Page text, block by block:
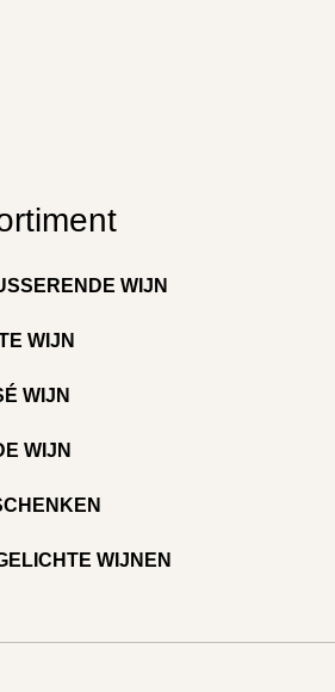
WIJN
WIJN
WIJN
WIJN
WIJNEN